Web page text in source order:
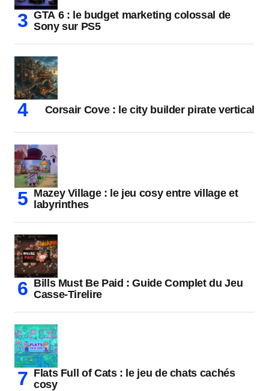
GTA 6 : le budget marketing colossal de
Sony sur PS5
Corsair Cove : le city builder pirate vertical
Mazey Village : le jeu cosy entre village et
labyrinthes
Bills Must Be Paid : Guide Complet du Jeu
Casse-Tirelire
Flats Full of Cats : le jeu de chats cachés
cosy